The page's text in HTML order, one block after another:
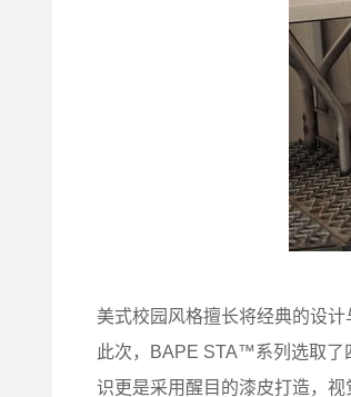
美式校园风格擅长将经典的设
此次，BAPE STA™系列选取了
识更是采用醒目的漆皮打造，